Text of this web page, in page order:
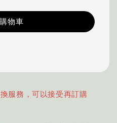
物車
服務，可以接受再訂購